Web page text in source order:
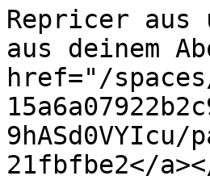
Repricer aus
aus deinem
href="/spaces/
9hASd0VYIcu/
21fbfbe2</